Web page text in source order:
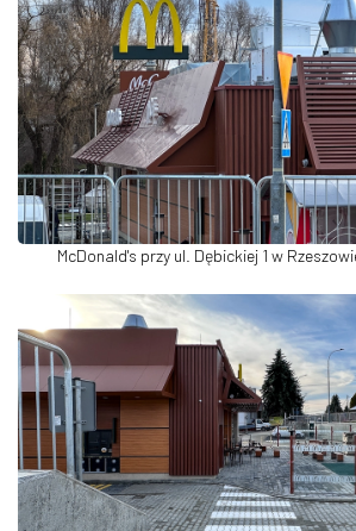
McDonald's przy ul. Dębickiej 1 w